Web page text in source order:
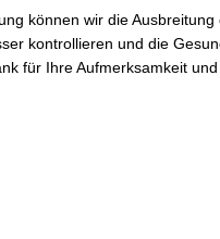
können wir die Ausbreitung
kontrollieren und die
für Ihre Aufmerksamkeit